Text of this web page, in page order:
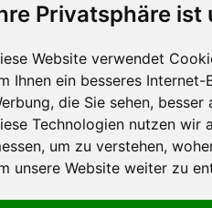
Privatsphäre ist
Website verwendet
Ihnen ein besseres
die Sie sehen,
Technologien nutzen wir
um zu verstehen,
unsere Website weiter zu